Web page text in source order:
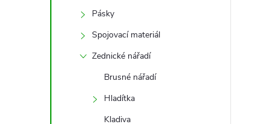
Pásky
Spojovací materiál
Zednické nářadí
Brusné nářadí
Hladítka
Kladiva